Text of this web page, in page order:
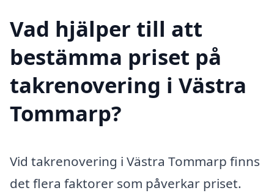
Vad hjälper till att
bestämma priset på
takrenovering i Västra
Tommarp?
Vid takrenovering i Västra Tommarp finns
det flera faktorer som påverkar priset.